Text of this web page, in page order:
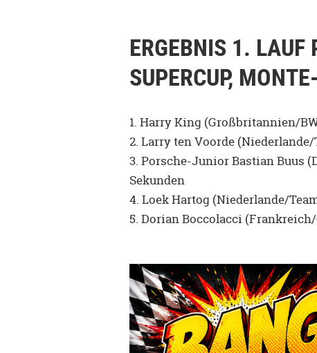
ERGEBNIS 1. LAUF
SUPERCUP,
1. Harry King (Großbritannien/
2. Larry ten Voorde (Niederlande/
3. Porsche-Junior Bastian Buus
Sekunden
4. Loek Hartog (Niederlande/
5. Dorian Boccolacci (Frankreich/